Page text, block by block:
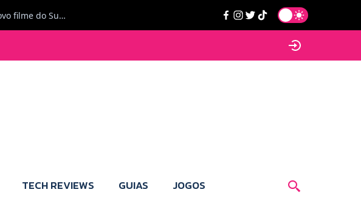
TECH REVIEWS GUIAS JOGOS